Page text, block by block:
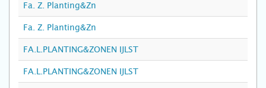
Fa. Z. Planting&Zn
Fa. Z. Planting&Zn
FA.L.PLANTING&ZONEN IJLST
FA.L.PLANTING&ZONEN IJLST